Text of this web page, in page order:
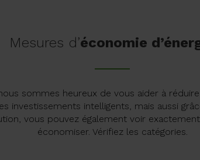
Mesures d’économie
sommes heureux de vous aider à
investissements intelligents, mais aussi
vous pouvez également voir
économiser. Vérifiez les catégories.